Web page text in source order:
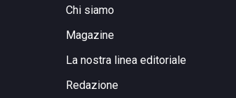
Chi siamo
Magazine
La nostra linea editoriale
Redazione